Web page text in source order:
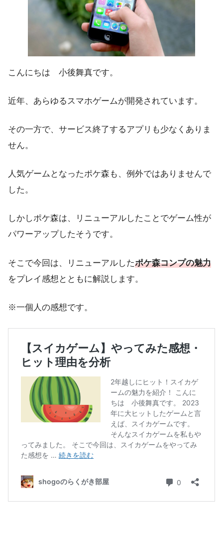
こんにちは 小後舞真です。
近年、あらゆるスマホゲームが開発されています。
その一方で、サービス終了するアプリも少なくありま
せん。
人気ゲームとなったポケ森も、例外ではありませんで
した。
しかしポケ森は、リニューアルしたことでゲーム性が
パワーアップしたそうです。
そこで今回は、リニューアルしたポケ森コンプの魅力
をプレイ感想とともに解説します。
※一個人の感想です。